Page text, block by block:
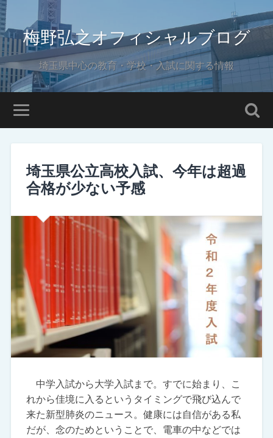
梅野弘之オフィシャルブログ
埼玉県中心の教育・学校・入試に関する情報
埼玉県公立高校入試、今年は超過
合格が少ない予感
中学入試から大学入試まで。すでに始まり、こ
れから佳境に入るというタイミングで飛び込んで
来た新型肺炎のニュース。健康には自信がある私
だが、念のためということで、電車の中などでは